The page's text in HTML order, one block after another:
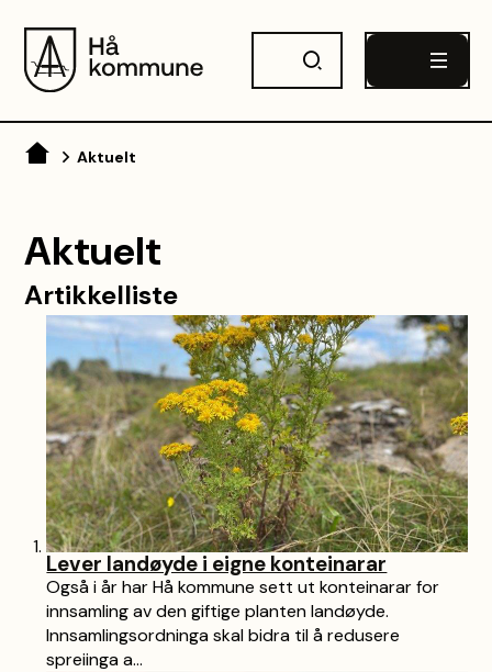
Du er her:Aktuelt
Aktuelt
Artikkelliste
Lever landøyde i eigne konteinarar
Også i år har Hå kommune sett ut konteinarar for
innsamling av den giftige planten landøyde.
Innsamlingsordninga skal bidra til å redusere
spreiinga a...